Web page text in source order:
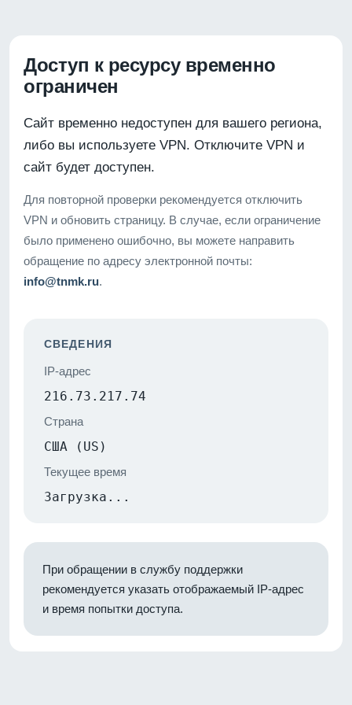
Доступ к ресурсу временно
ограничен
Сайт временно недоступен для вашего региона,
либо вы используете VPN. Отключите VPN и
сайт будет доступен.
Для повторной проверки рекомендуется отключить
VPN и обновить страницу. В случае, если ограничение
было применено ошибочно, вы можете направить
обращение по адресу электронной почты:
info@tnmk.ru.
СВЕДЕНИЯ
IP-адрес
216.73.217.74
Страна
США (US)
Текущее время
Загрузка...
При обращении в службу поддержки
рекомендуется указать отображаемый IP-адрес
и время попытки доступа.